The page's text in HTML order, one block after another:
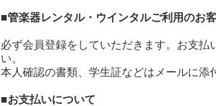
■管楽器レンタル・ウインタルご利用のお
必ず会員登録をしていただきます。お支
い。
本人確認の書類、学生証などはメールに添
■お支払いについて